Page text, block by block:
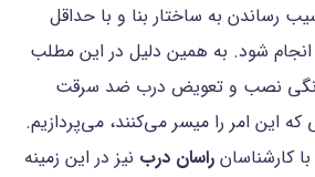
رساندن به ساختار بنا و با حداقل
انجام شود. به همین دلیل در این مطلب
نصب و تعویض درب ضد سرقت
این امر را میسر می‌کنند، می‌پردازیم.
کارشناسان راسان درب نیز در این زمینه